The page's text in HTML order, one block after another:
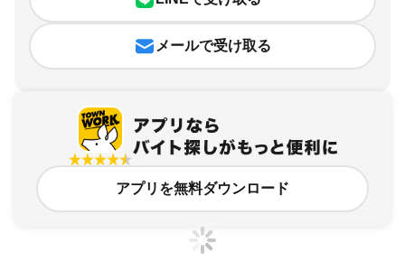
メールで受け取る
アプリを無料ダウンロード